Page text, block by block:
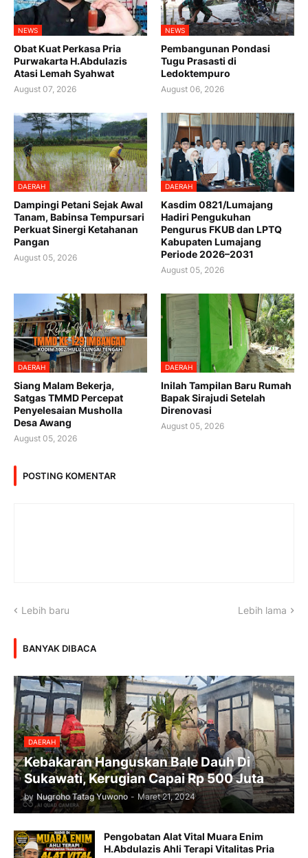
NEWS
Obat Kuat Perkasa Pria
Purwakarta H.Abdulazis
Atasi Lemah Syahwat
August 07, 2026
NEWS
Pembangunan Pondasi
Tugu Prasasti di
Ledoktempuro
August 06, 2026
DAERAH
Dampingi Petani Sejak Awal
Tanam, Babinsa Tempursari
Perkuat Sinergi Ketahanan
Pangan
August 05, 2026
DAERAH
Kasdim 0821/Lumajang
Hadiri Pengukuhan
Pengurus FKUB dan LPTQ
Kabupaten Lumajang
Periode 2026–2031
August 05, 2026
DAERAH
Siang Malam Bekerja,
Satgas TMMD Percepat
Penyelesaian Musholla
Desa Awang
August 05, 2026
DAERAH
Inilah Tampilan Baru Rumah
Bapak Sirajudi Setelah
Direnovasi
August 05, 2026
POSTING KOMENTAR
Lebih baru Lebih lama
BANYAK DIBACA
DAERAH
Kebakaran Hanguskan Bale Dauh Di
Sukawati, Kerugian Capai Rp 500 Juta
by Nugroho Tatag Yuwono - Maret 21, 2024
Pengobatan Alat Vital Muara Enim
H.Abdulazis Ahli Terapi Vitalitas Pria